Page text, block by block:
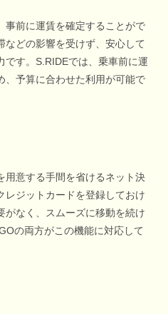
事前に運賃を確定することがで
などの影響を受けず、安心して
です。S.RIDEでは、乗車前に運
、予算に合わせた利用が可能で
用意する手間を省けるネット決
レジットカードを登録しておけ
がなく、スムーズに移動を続け
の両方がこの機能に対応して